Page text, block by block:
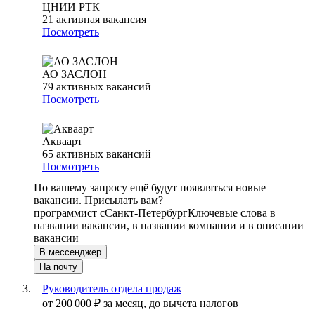
ЦНИИ РТК
21 активная вакансия
Посмотреть
АО ЗАСЛОН
79 активных вакансий
Посмотреть
Акваарт
65 активных вакансий
Посмотреть
По вашему запросу ещё будут появляться новые
вакансии. Присылать вам?
программист cСанкт-ПетербургКлючевые слова в
названии вакансии, в названии компании и в описании
вакансии
В мессенджер
На почту
Руководитель отдела продаж
от 200 000 ₽ за месяц, до вычета налогов